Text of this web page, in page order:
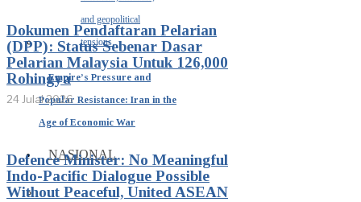
Empire’s Pressure and
Popular Resistance: Iran in the
Age of Economic War
NASIONAL
Dokumen Pendaftaran Pelarian
(DPP): Status Sebenar Dasar
Pelarian Malaysia Untuk 126,000
Rohingya
24 Julai 2026
Defence Minister: No Meaningful
Indo-Pacific Dialogue Possible
Without Peaceful, United ASEAN